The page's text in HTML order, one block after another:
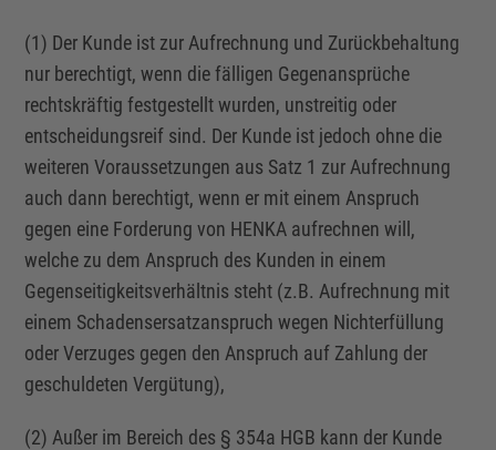
(1) Der Kunde ist zur Aufrechnung und Zurückbehaltung
nur berechtigt, wenn die fälligen Gegenansprüche
rechtskräftig festgestellt wurden, unstreitig oder
entscheidungsreif sind. Der Kunde ist jedoch ohne die
weiteren Voraussetzungen aus Satz 1 zur Aufrechnung
auch dann berechtigt, wenn er mit einem Anspruch
gegen eine Forderung von HENKA aufrechnen will,
welche zu dem Anspruch des Kunden in einem
Gegenseitigkeitsverhältnis steht (z.B. Aufrechnung mit
einem Schadensersatzanspruch wegen Nichterfüllung
oder Verzuges gegen den Anspruch auf Zahlung der
geschuldeten Vergütung),
(2) Außer im Bereich des § 354a HGB kann der Kunde